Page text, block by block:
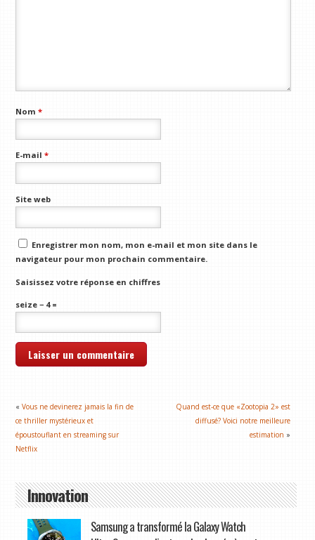
Nom*
E-mail*
Site web
Enregistrer mon nom, mon e-mail et mon site dans le
navigateur pour mon prochain commentaire.
Saisissez votre réponse en chiffres
seize − 4 =
«Vous ne devinerez jamais la fin de
ce thriller mystérieux et
époustouflant en streaming sur
Netflix
Quand est-ce que «Zootopia 2» est
diffusé? Voici notre meilleure
estimation »
Innovation
Samsung a transformé la Galaxy Watch